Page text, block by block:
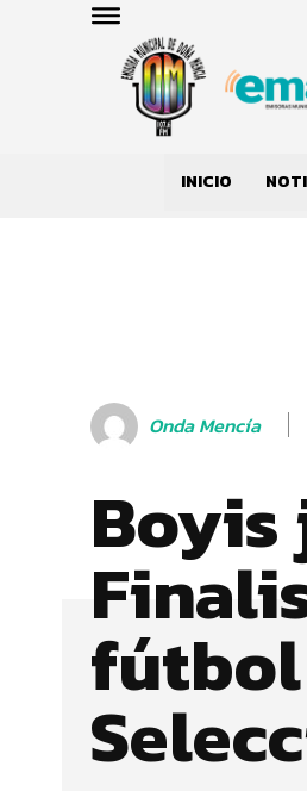
INICIO
Onda Mencía
Boyis
fútbol